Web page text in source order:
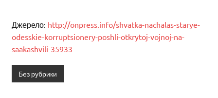
Джерело: http://onpress.info/shvatka-nachalas-starye-
odesskie-korruptsionery-poshli-otkrytoj-vojnoj-na-
saakashvili-35933
Без рубрики